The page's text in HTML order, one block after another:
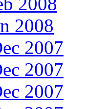
2008
2007
2007
2007